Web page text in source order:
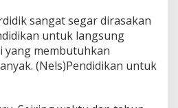
sangat segar dirasakan
untuk langsung
yang membutuhkan
(Nels)Pendidikan untuk